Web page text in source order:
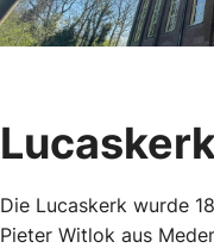
Die Lucaskerk wurde
Pieter Witlok aus